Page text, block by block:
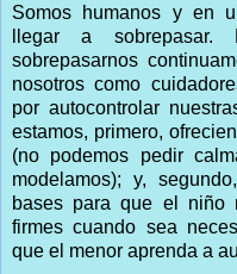
Somos humanos y en
llegar a
sobrepasarnos
nosotros como
por autocontrolar
estamos, primero,
(no podemos pedir
modelamos); y,
bases para que el niño
firmes cuando sea
que el menor aprenda a